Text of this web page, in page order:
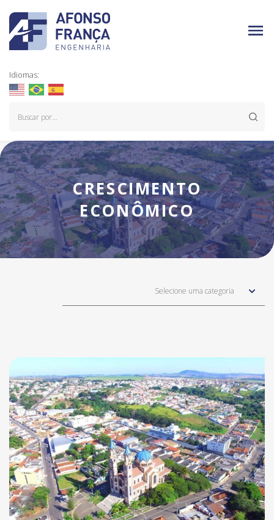
Idiomas:
CRESCIMENTO
ECONÔMICO
Selecione uma categoria